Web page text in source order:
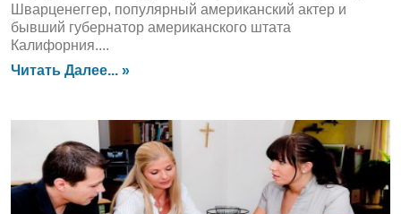
Шварценеггер, популярный американский актер и
бывший губернатор американского штата
Калифорния....
Читать Далее... »
ЛЕНТА НОВОСТЕЙ